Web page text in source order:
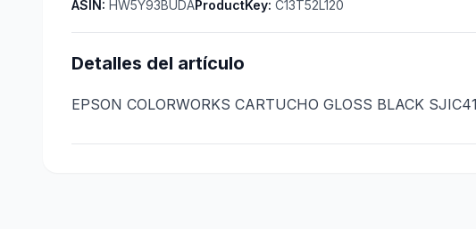
ASIN: HW5Y93BUDAProductKey: C13T52L120
Detalles del artículo
EPSON COLORWORKS CARTUCHO GLOSS BLACK